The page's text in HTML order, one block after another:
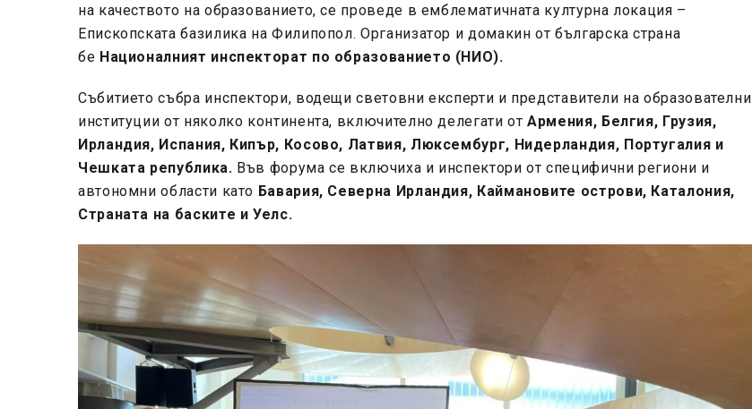
на качеството на образованието, се проведе в емблематичната културна локация –
Епископската базилика на Филипопол. Организатор и домакин от българска страна
бе Националният инспекторат по образованието (НИО).
Събитието събра инспектори, водещи световни експерти и представители на образователни
институции от няколко континента, включително делегати отАрмения, Белгия, Грузия,
Ирландия, Испания, Кипър, Косово, Латвия, Люксембург, Нидерландия, Португалия и
Чешката република. Във форума се включиха и инспектори от специфични региони и
автономни области като Бавария, Северна Ирландия, Каймановите острови, Каталония,
Страната на баските и Уелс.